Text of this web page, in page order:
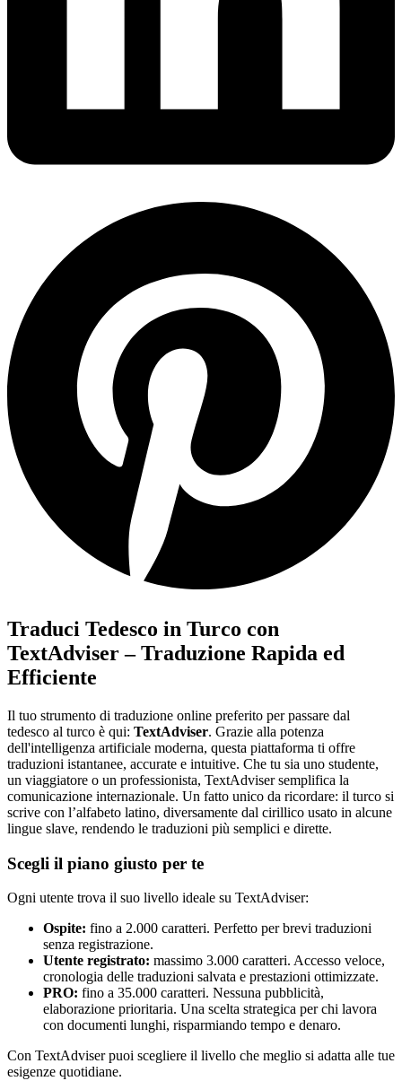
Traduci Tedesco in Turco con
TextAdviser – Traduzione Rapida ed
Efficiente
Il tuo strumento di traduzione online preferito per passare dal
tedesco al turco è qui: TextAdviser. Grazie alla potenza
dell'intelligenza artificiale moderna, questa piattaforma ti offre
traduzioni istantanee, accurate e intuitive. Che tu sia uno studente,
un viaggiatore o un professionista, TextAdviser semplifica la
comunicazione internazionale. Un fatto unico da ricordare: il turco si
scrive con l’alfabeto latino, diversamente dal cirillico usato in alcune
lingue slave, rendendo le traduzioni più semplici e dirette.
Scegli il piano giusto per te
Ogni utente trova il suo livello ideale su TextAdviser:
Ospite: fino a 2.000 caratteri. Perfetto per brevi traduzioni
senza registrazione.
Utente registrato: massimo 3.000 caratteri. Accesso veloce,
cronologia delle traduzioni salvata e prestazioni ottimizzate.
PRO: fino a 35.000 caratteri. Nessuna pubblicità,
elaborazione prioritaria. Una scelta strategica per chi lavora
con documenti lunghi, risparmiando tempo e denaro.
Con TextAdviser puoi scegliere il livello che meglio si adatta alle tue
esigenze quotidiane.